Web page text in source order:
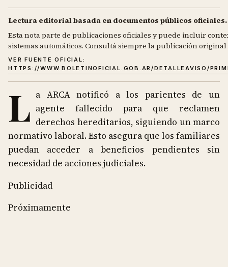
Lectura editorial basada en documentos públicos oficiales.
Esta nota parte de publicaciones oficiales y puede incluir
sistemas automáticos. Consultá siempre la publicación
VER FUENTE OFICIAL:
HTTPS://WWW.BOLETINOFICIAL.GOB.AR/DETALLEAVISO/
L a ARCA notificó a los parientes de un
agente fallecido para que reclamen
derechos hereditarios, siguiendo un marco
normativo laboral. Esto asegura que los familiares
puedan acceder a beneficios pendientes sin
necesidad de acciones judiciales.
Publicidad
Próximamente